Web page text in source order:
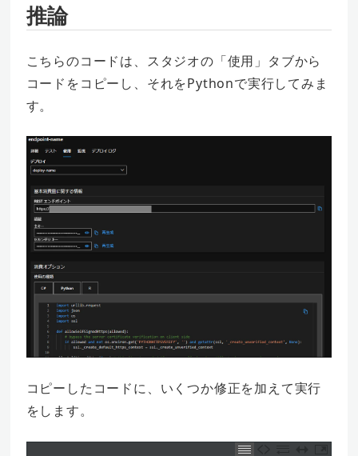
推論
こちらのコードは、スタジオの「使用」タブから
コードをコピーし、それをPythonで実行してみま
す。
コピーしたコードに、いくつか修正を加えて実行
をします。